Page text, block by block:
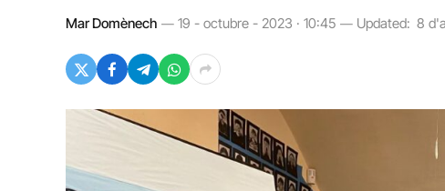
Mar Domènech 19 - octubre - 2023 · 10:45 Updated: 8